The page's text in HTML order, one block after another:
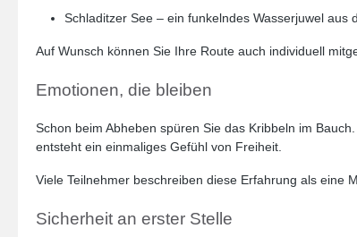
Schladitzer See – ein funkelndes Wasserjuwel aus
Auf Wunsch können Sie Ihre Route auch individuell
Emotionen, die bleiben
Schon beim Abheben spüren Sie das Kribbeln im
entsteht ein einmaliges Gefühl von Freiheit.
Viele Teilnehmer beschreiben diese Erfahrung als eine
Sicherheit an erster Stelle